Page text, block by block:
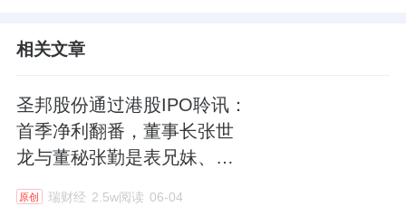
相关文章
圣邦股份通过港股IPO聆讯：
首季净利翻番，董事长张世
龙与董秘张勤是表兄妹、均
原创 瑞财经 2.5w阅读 06-04